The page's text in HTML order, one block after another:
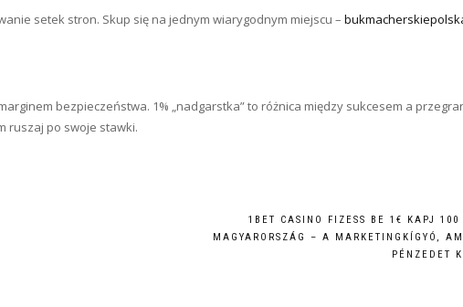
setek stron. Skup się na jednym wiarygodnym miejscu –
bezpieczeństwa. 1% „nadgarstka” to różnica między sukcesem a
ruszaj po swoje stawki.
1BET CASINO FIZESS BE 1€ KAPJ 100
MAGYARORSZÁG – A MARKETINGKÍGYÓ,
PÉNZEDET